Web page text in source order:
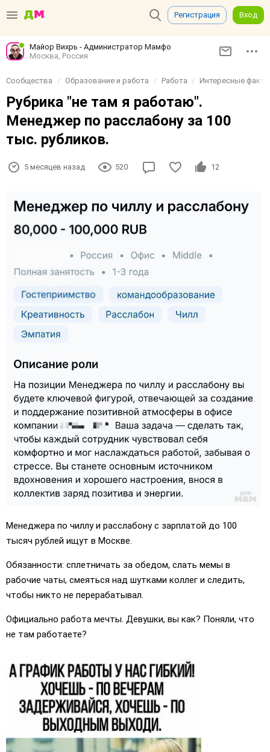
Регистрация Вход
Майор Вихрь - Администратор Мамфо
Москва, Россия
Сообщества Образование и работа Работа Интересные
Рубрика "не там я работаю".
Менеджер по расслабону за 100
тыс. рубликов.
5 месяцев назад 520 12
Менеджера по чиллу и расслабону с зарплатой до 100
тысяч рублей ищут в Москве.
Обязанности: сплетничать за обедом, слать мемы в
рабочие чаты, смеяться над шутками коллег и следить,
чтобы никто не перерабатывал.
Официально работа мечты. Девушки, вы как? Поняли, что
не там работаете?